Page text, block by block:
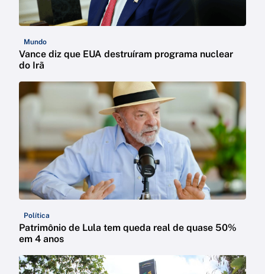
Mundo
Vance diz que EUA destruíram programa nuclear
do Irã
Política
Patrimônio de Lula tem queda real de quase 50%
em 4 anos